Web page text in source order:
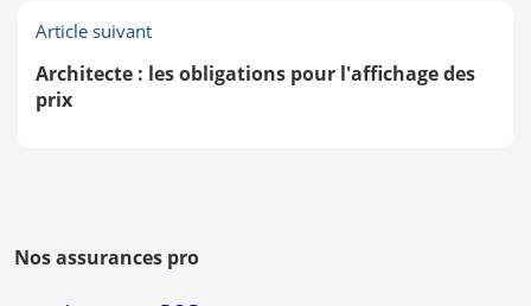
Article suivant
Architecte : les obligations pour l'affichage des
prix
Nos assurances pro